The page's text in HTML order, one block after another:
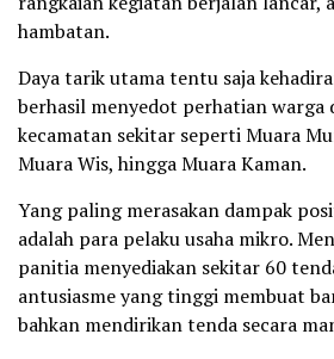
hambatan.
Daya tarik utama tentu saja
berhasil menyedot perhatian warga
kecamatan sekitar seperti Muara
Muara Wis, hingga Muara Kaman.
Yang paling merasakan dampak
adalah para pelaku usaha mikro.
panitia menyediakan sekitar 60
antusiasme yang tinggi membuat
bahkan mendirikan tenda secara